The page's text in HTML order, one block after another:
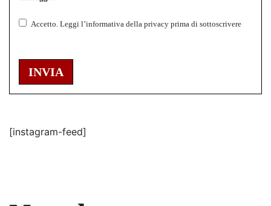
Accetto. Leggi l’informativa della privacy prima di sottoscrivere
INVIA
[instagram-feed]